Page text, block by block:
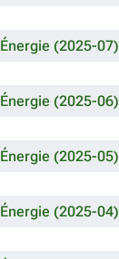
Énergie (2025-07)
Énergie (2025-06)
Énergie (2025-05)
Énergie (2025-04)